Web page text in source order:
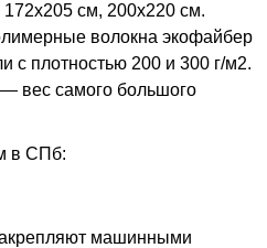
см, 200х220 см.
волокна экофайбер
с плотностью 200 и 300 г/м2.
— вес самого большого
в СПб:
машинными